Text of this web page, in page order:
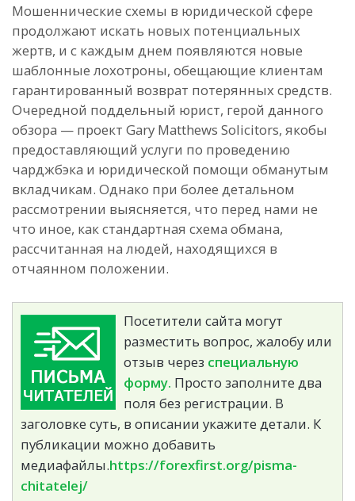
Мошеннические схемы в юридической сфере
продолжают искать новых потенциальных
жертв, и с каждым днем появляются новые
шаблонные лохотроны, обещающие клиентам
гарантированный возврат потерянных средств.
Очередной поддельный юрист, герой данного
обзора — проект Gary Matthews Solicitors, якобы
предоставляющий услуги по проведению
чарджбэка и юридической помощи обманутым
вкладчикам. Однако при более детальном
рассмотрении выясняется, что перед нами не
что иное, как стандартная схема обмана,
рассчитанная на людей, находящихся в
отчаянном положении.
Посетители сайта могут
разместить вопрос, жалобу или
отзыв через специальную
форму. Просто заполните два
поля без регистрации. В
заголовке суть, в описании укажите детали. К
публикации можно добавить
медиафайлы.https://forexfirst.org/pisma-
chitatelej/